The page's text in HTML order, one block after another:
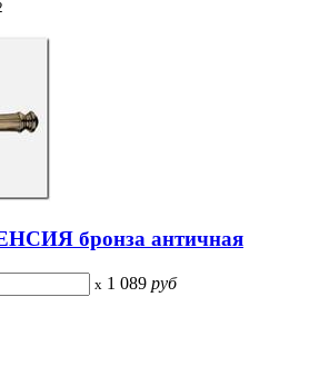
бронза античная
x 1 089 руб